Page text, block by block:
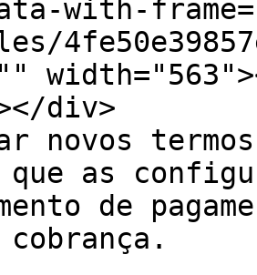
div>
novos
as
de